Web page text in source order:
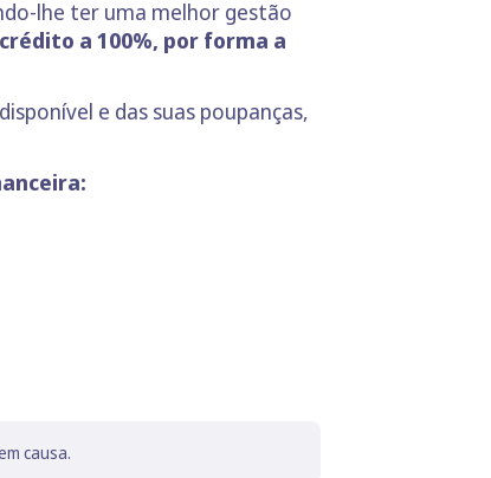
lhe ter uma melhor gestão
a 100%, por forma a
e das suas poupanças,
causa.